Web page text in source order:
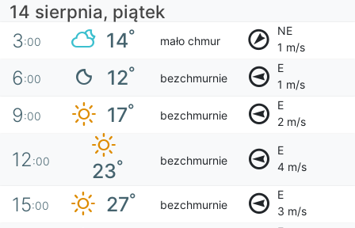
14 sierpnia, piątek
3:00 14° mało chmur
NE
1 m/s
6:00 12° bezchmurnie
E
1 m/s
9:00 17° bezchmurnie
E
2 m/s
12:00 23° bezchmurnie
E
4 m/s
15:00 27° bezchmurnie
E
3 m/s